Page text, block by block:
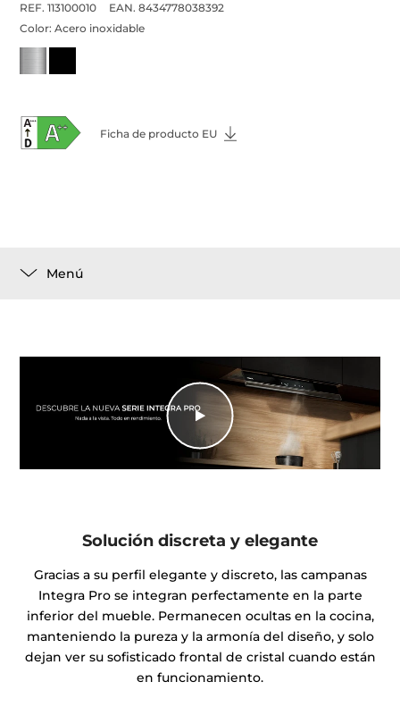
REF. 113100010
EAN. 8434778038392
Color:Acero inoxidable
Ficha de producto EU
Menú
Solución discreta y elegante
Gracias a su perfil elegante y discreto, las campanas
Integra Pro se integran perfectamente en la parte
inferior del mueble. Permanecen ocultas en la cocina,
manteniendo la pureza y la armonía del diseño, y solo
dejan ver su sofisticado frontal de cristal cuando están
en funcionamiento.